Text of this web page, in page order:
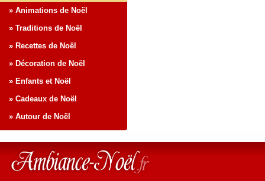
» Animations de Noël
» Traditions de Noël
» Recettes de Noël
» Décoration de Noël
» Enfants et Noël
» Cadeaux de Noël
» Autour de Noël